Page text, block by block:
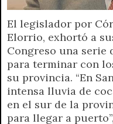
El legislador por
Elorrio, exhortó a
Congreso una serie
para terminar con
su provincia. “En
intensa lluvia de
en el sur de la
para llegar a